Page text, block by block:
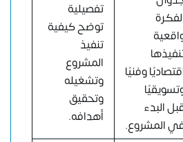
وفنيًا
البدء
المشروع.
تفصيلية
توضح كيفية
تنفيذ
المشروع
وتشغيله
وتحقيق
أهدافه.